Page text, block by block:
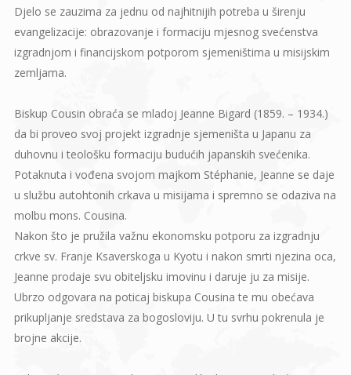
Djelo se zauzima za jednu od najhitnijih potreba u širenju
evangelizacije: obrazovanje i formaciju mjesnog svećenstva
izgradnjom i financijskom potporom sjemeništima u misijskim
zemljama.
Biskup Cousin obraća se mladoj Jeanne Bigard (1859. – 1934.)
da bi proveo svoj projekt izgradnje sjemeništa u Japanu za
duhovnu i teološku formaciju budućih japanskih svećenika.
Potaknuta i vođena svojom majkom Stéphanie, Jeanne se daje
u službu autohtonih crkava u misijama i spremno se odaziva na
molbu mons. Cousina.
Nakon što je pružila važnu ekonomsku potporu za izgradnju
crkve sv. Franje Ksaverskoga u Kyotu i nakon smrti njezina oca,
Jeanne prodaje svu obiteljsku imovinu i daruje ju za misije.
Ubrzo odgovara na poticaj biskupa Cousina te mu obećava
prikupljanje sredstava za bogosloviju. U tu svrhu pokrenula je
brojne akcije.